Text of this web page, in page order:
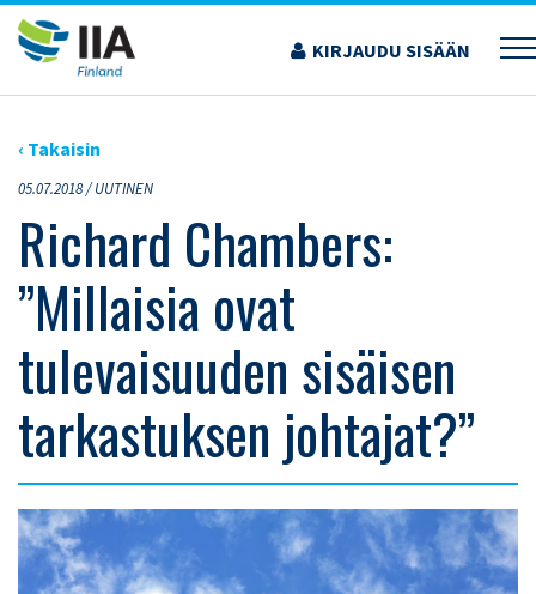
Siirry
sisältöön
KIRJAUDU SISÄÄN
›ARTIKKELIT›RICHARD CHAMBERS: ”MILLAISIA OVAT TULEVAISUUDEN SISÄISEN
TARKASTUKSEN JOHTAJAT?”
‹ Takaisin
05.07.2018 /UUTINEN
Richard Chambers:
”Millaisia ovat
tulevaisuuden sisäisen
tarkastuksen johtajat?”